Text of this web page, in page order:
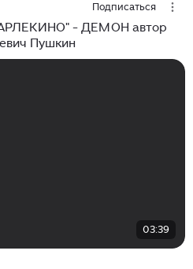
Подписаться
- ДЕМОН автор
Пушкин
03:39